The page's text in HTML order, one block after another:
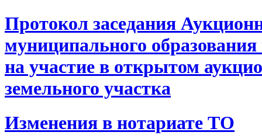
Протокол заседания
муниципального
на участие в открытом
земельного участка
Изменения в нотариате ТО